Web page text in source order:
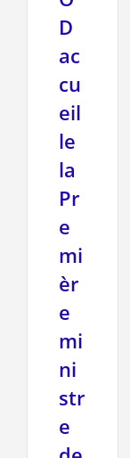
D
ac
cu
eil
le
la
Pr
e
mi
èr
e
mi
ni
str
e